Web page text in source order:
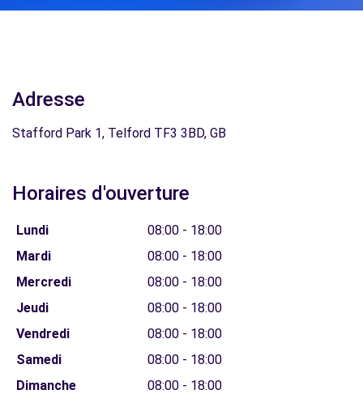
Adresse
Stafford Park 1, Telford TF3 3BD, GB
Horaires d'ouverture
Lundi
08:00 - 18:00
Mardi
08:00 - 18:00
Mercredi
08:00 - 18:00
Jeudi
08:00 - 18:00
Vendredi
08:00 - 18:00
Samedi
08:00 - 18:00
Dimanche
08:00 - 18:00